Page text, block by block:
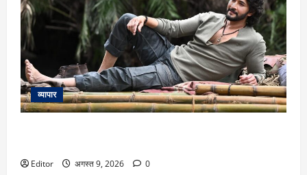
व्यापार
Editor अगस्त 9, 2026 0